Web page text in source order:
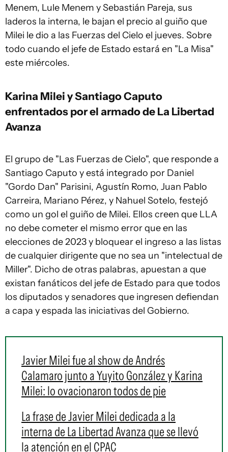
Menem, Lule Menem y Sebastián Pareja, sus
laderos la interna, le bajan el precio al guiño que
Milei le dio a las Fuerzas del Cielo el jueves. Sobre
todo cuando el jefe de Estado estará en "La Misa"
este miércoles.
Karina Milei y Santiago Caputo
enfrentados por el armado de La Libertad
Avanza
El grupo de "Las Fuerzas de Cielo", que responde a
Santiago Caputo y está integrado por Daniel
"Gordo Dan" Parisini, Agustín Romo, Juan Pablo
Carreira, Mariano Pérez, y Nahuel Sotelo, festejó
como un gol el guiño de Milei. Ellos creen que LLA
no debe cometer el mismo error que en las
elecciones de 2023 y bloquear el ingreso a las listas
de cualquier dirigente que no sea un "intelectual de
Miller". Dicho de otras palabras, apuestan a que
existan fanáticos del jefe de Estado para que todos
los diputados y senadores que ingresen defiendan
a capa y espada las iniciativas del Gobierno.
Javier Milei fue al show de Andrés
Calamaro junto a Yuyito González y Karina
Milei: lo ovacionaron todos de pie
La frase de Javier Milei dedicada a la
interna de La Libertad Avanza que se llevó
la atención en el CPAC